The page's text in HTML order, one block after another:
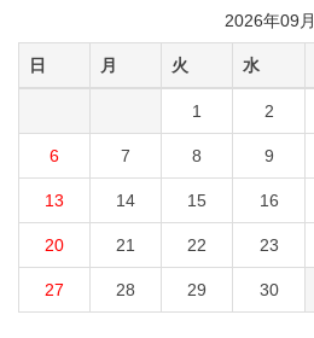
2026年09月
日 月 火 水
1 2
6 7 8 9
13 14 15 16
20 21 22 23
27 28 29 30